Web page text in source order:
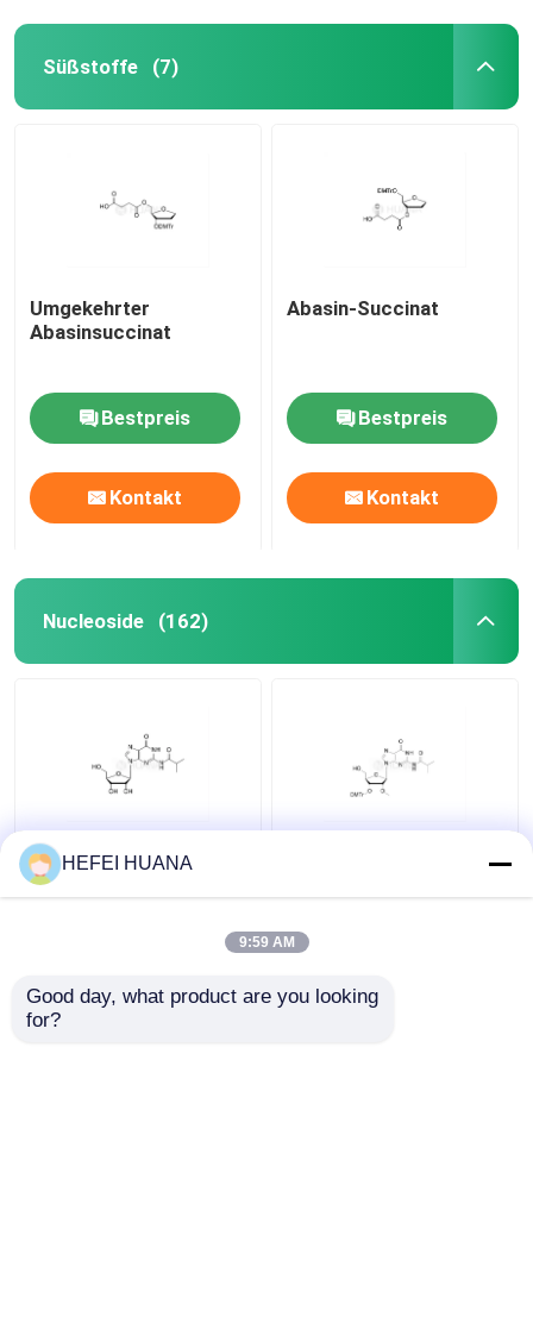
Süßstoffe (7)
Umgekehrter
Abasinsuccinat
Bestpreis
Kontakt
Abasin-Succinat
Bestpreis
Kontakt
Nucleoside (162)
rG ((iBu)
3'-O-DMTr-2'-O-Me-rG
HEFEI HUANA
9:59 AM
Good day, what product are you looking
for?